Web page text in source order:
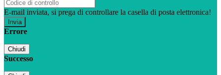
E-mail inviata, si prega di controllare la casella di posta elettronica!
Errore
Chiudi
Successo